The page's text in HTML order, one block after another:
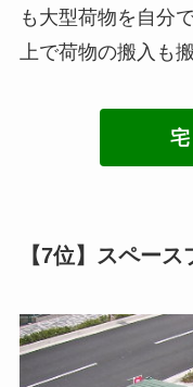
も大型荷物を自分
上で荷物の搬入も
【7位】スペース